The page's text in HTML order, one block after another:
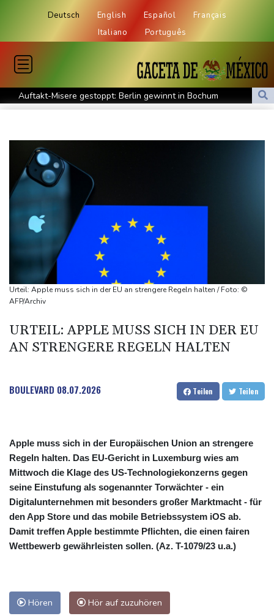
Deutsch English Español
Français
Italiano
Português
Auftakt-Misere gestoppt: Berlin gewinnt in Bochum
Trump macht erneut Druck auf Zentralbank-Vorständin Cook
Eurojackpot geknackt: Mehr als 32 Millionen Euro gehen nach
Nordrhein-Westfalen
Menschenrechtsgruppen: Mehr als 140 Tote bei Migrationskrise
Mindestens zehn Tote bei Angriffen der pro-iranischen Huthis im
Jemen
US-Senat stimmt für verschärfte Sanktionen gegen Russland
US-Gericht setzt Bau von Trumps Ballsaal aus - Präsident
kündigt Berufung an
Direkt-ICE Berlin-Paris bleibt wegen Technikproblemen vorerst
Selenskyj erstmals seit Beginn von Ukraine-Krieg nach Serbien
gereist
Urteil: Apple muss sich in der EU an strengere Regeln halten / Foto: ©
AFP/Archiv
URTEIL: APPLE MUSS SICH IN DER EU
AN STRENGERE REGELN HALTEN
BOULEVARD 08.07.2026 Teilen Teilen
Apple muss sich in der Europäischen Union an strengere
Regeln halten. Das EU-Gericht in Luxemburg wies am
Mittwoch die Klage des US-Technologiekonzerns gegen
seine Einstufung als sogenannter Torwächter - ein
Digitalunternehmen mit besonders großer Marktmacht - für
den App Store und das mobile Betriebssystem iOS ab.
Damit treffen Apple bestimmte Pflichten, die einen fairen
Wettbewerb gewährleisten sollen. (Az. T-1079/23 u.a.)
Hören Hör auf zuzuhören